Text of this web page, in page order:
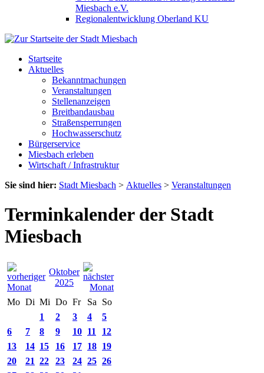
Miesbach e.V.
Regionalentwicklung Oberland KU
Startseite
Aktuelles
Bekanntmachungen
Veranstaltungen
Stellenanzeigen
Breitbandausbau
Straßensperrungen
Hochwasserschutz
Bürgerservice
Miesbach erleben
Wirtschaft / Infrastruktur
Sie sind hier: Stadt Miesbach > Aktuelles > Veranstaltungen
Terminkalender der Stadt
Miesbach
Oktober
2025
Mo Di Mi Do Fr Sa
So
1
2 3 4
5
6
7 8 9 10 11
12
13
14 15 16 17 18 19
20
21 22 23 24 25 26